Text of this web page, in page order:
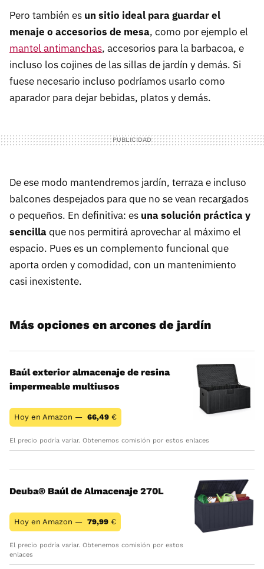
Pero también es un sitio ideal para guardar el
menaje o accesorios de mesa, como por ejemplo el
mantel antimanchas, accesorios para la barbacoa, e
incluso los cojines de las sillas de jardín y demás. Si
fuese necesario incluso podríamos usarlo como
aparador para dejar bebidas, platos y demás.
De ese modo mantendremos jardín, terraza e incluso
balcones despejados para que no se vean recargados
o pequeños. En definitiva: es una solución práctica y
sencillaque nos permitirá aprovechar al máximo el
espacio. Pues es un complemento funcional que
aporta orden y comodidad, con un mantenimiento
casi inexistente.
Más opciones en arcones de jardín
Baúl exterior almacenaje de resina
impermeable multiusos
Hoy en Amazon — 66,49 €
El precio podría variar. Obtenemos comisión por estos enlaces
Deuba® Baúl de Almacenaje 270L
Hoy en Amazon — 79,99 €
El precio podría variar. Obtenemos comisión por estos
enlaces